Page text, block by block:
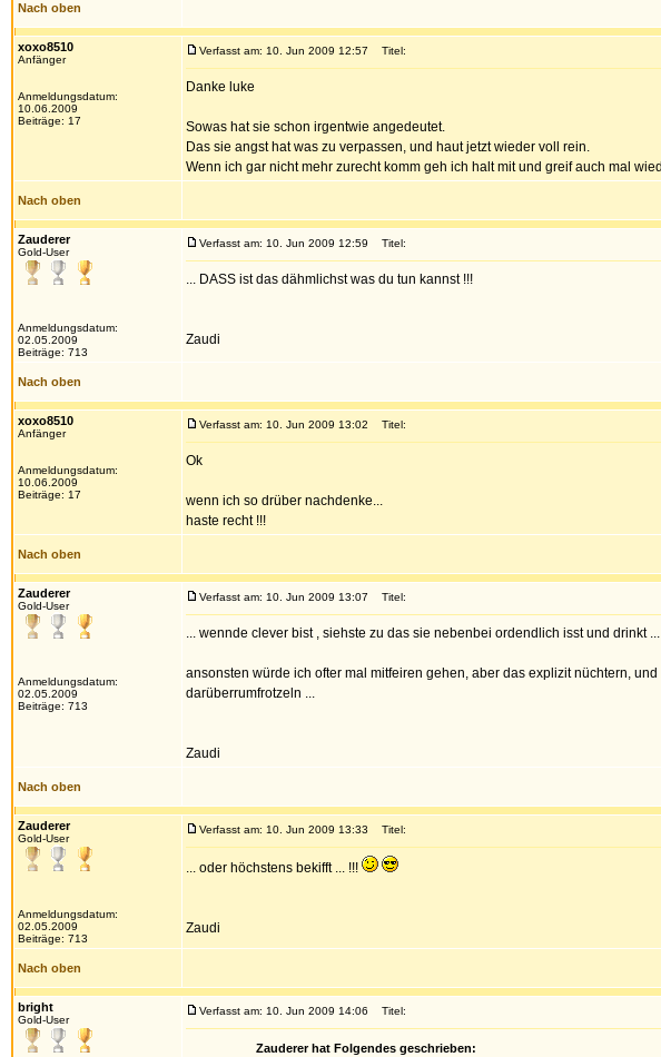
Nach oben
xoxo8510
Anfänger
Anmeldungsdatum:
10.06.2009
Beiträge: 17
Verfasst am: 10. Jun 2009 12:57 Titel:
Danke luke
Sowas hat sie schon irgentwie angedeutet.
Das sie angst hat was zu verpassen, und haut jetzt wieder voll rein.
Wenn ich gar nicht mehr zurecht komm geh ich halt mit und greif auch mal
Nach oben
Zauderer
Gold-User
Anmeldungsdatum:
02.05.2009
Beiträge: 713
Verfasst am: 10. Jun 2009 12:59 Titel:
... DASS ist das dähmlichst was du tun kannst !!!
Zaudi
Nach oben
xoxo8510
Anfänger
Anmeldungsdatum:
10.06.2009
Beiträge: 17
Verfasst am: 10. Jun 2009 13:02 Titel:
Ok
wenn ich so drüber nachdenke...
haste recht !!!
Nach oben
Zauderer
Gold-User
Anmeldungsdatum:
02.05.2009
Beiträge: 713
Verfasst am: 10. Jun 2009 13:07 Titel:
... wennde clever bist , siehste zu das sie nebenbei ordendlich isst und drinkt
ansonsten würde ich ofter mal mitfeiren gehen, aber das explizit nüchtern,
darüberrumfrotzeln ...
Zaudi
Nach oben
Zauderer
Gold-User
Anmeldungsdatum:
02.05.2009
Beiträge: 713
Verfasst am: 10. Jun 2009 13:33 Titel:
... oder höchstens bekifft ... !!!
Zaudi
Nach oben
bright
Gold-User
Verfasst am: 10. Jun 2009 14:06 Titel:
Zauderer hat Folgendes geschrieben: